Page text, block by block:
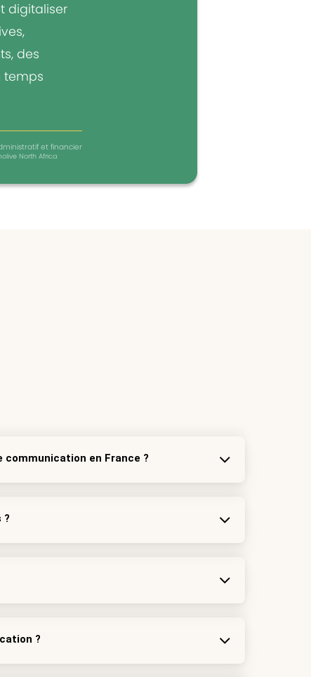
digitaliser
des
temps
et financier
North Africa
en France ?
?
?